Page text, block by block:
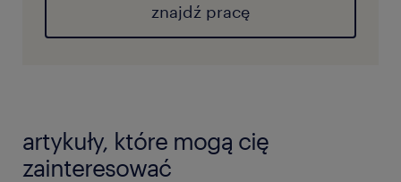
znajdź pracę
artykuły, które mogą cię
zainteresować